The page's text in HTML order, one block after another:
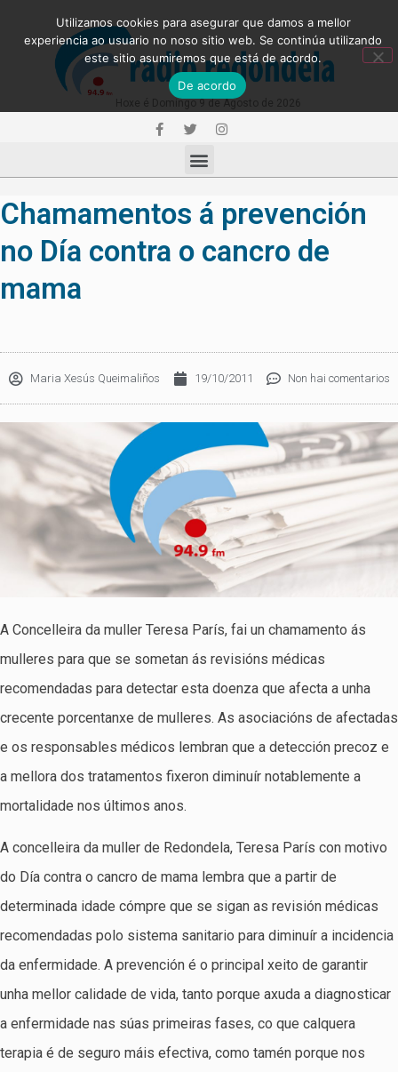
Chamamentos á prevención
no Día contra o cancro de
mama
Maria Xesús Queimaliños 19/10/2011 Non hai comentarios
A Concelleira da muller Teresa París, fai un chamamento ás
mulleres para que se sometan ás revisións médicas
recomendadas para detectar esta doenza que afecta a unha
crecente porcentanxe de mulleres. As asociacións de afectadas
e os responsables médicos lembran que a detección precoz e
a mellora dos tratamentos fixeron diminuír notablemente a
mortalidade nos últimos anos.
A concelleira da muller de Redondela, Teresa París con motivo
do Día contra o cancro de mama lembra que a partir de
determinada idade cómpre que se sigan as revisión médicas
recomendadas polo sistema sanitario para diminuír a incidencia
da enfermidade. A prevención é o principal xeito de garantir
unha mellor calidade de vida, tanto porque axuda a diagnosticar
a enfermidade nas súas primeiras fases, co que calquera
terapia é de seguro máis efectiva, como tamén porque nos
Utilizamos cookies para asegurar que damos a mellor
experiencia ao usuario no noso sitio web. Se continúa utilizando
este sitio asumiremos que está de acordo.
De acordo